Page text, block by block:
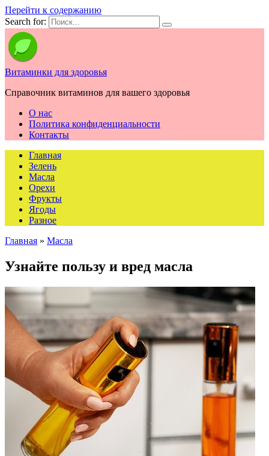
Перейти к содержанию
Search for:
Витаминки для здоровья
Справочник витаминов для вашего здоровья
О нас
Политика конфиденциальности
Контакты
Главная
Зелень
Масла
Орехи
Фрукты
Ягоды
Разное
Главная » Масла
Узнайте пользу и вред масла